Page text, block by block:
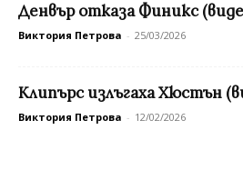
Денвър отказа Финикс
Виктория Петрова - 25/03/2026
Клипърс излъгаха Хюстън
Виктория Петрова - 12/02/2026